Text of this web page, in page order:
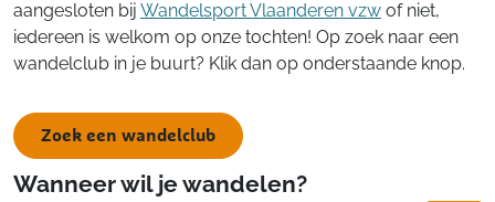
aangesloten bij Wandelsport Vlaanderen vzw of niet,
iedereen is welkom op onze tochten! Op zoek naar een
wandelclub in je buurt? Klik dan op onderstaande knop.
Zoek een wandelclub
Wanneer wil je wandelen?